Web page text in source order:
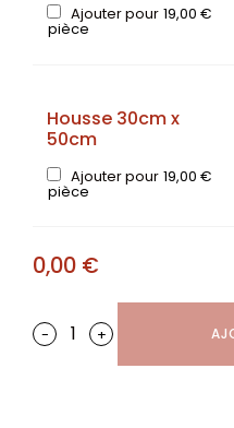
Ajouter pour 19,00€
pièce
Housse 30cm x
50cm
Ajouter pour 19,00€
pièce
0,00 €
- +